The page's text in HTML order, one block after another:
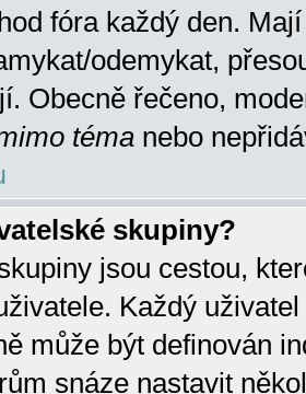
fóra každý den.
odemykat,
Obecně řečeno,
téma nebo
skupiny?
jsou cestou,
Každý
může být definován
snáze nastavit